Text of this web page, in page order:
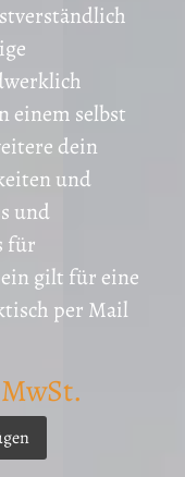
einem selbst
dein
und
und
für
gilt für eine
per Mail